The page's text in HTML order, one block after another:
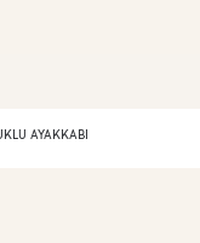
AYAKKABI